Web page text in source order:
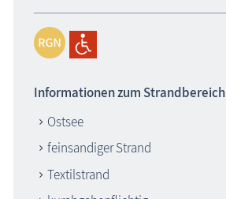
Informationen zum Strandbereich
Ostsee
feinsandiger Strand
Textilstrand